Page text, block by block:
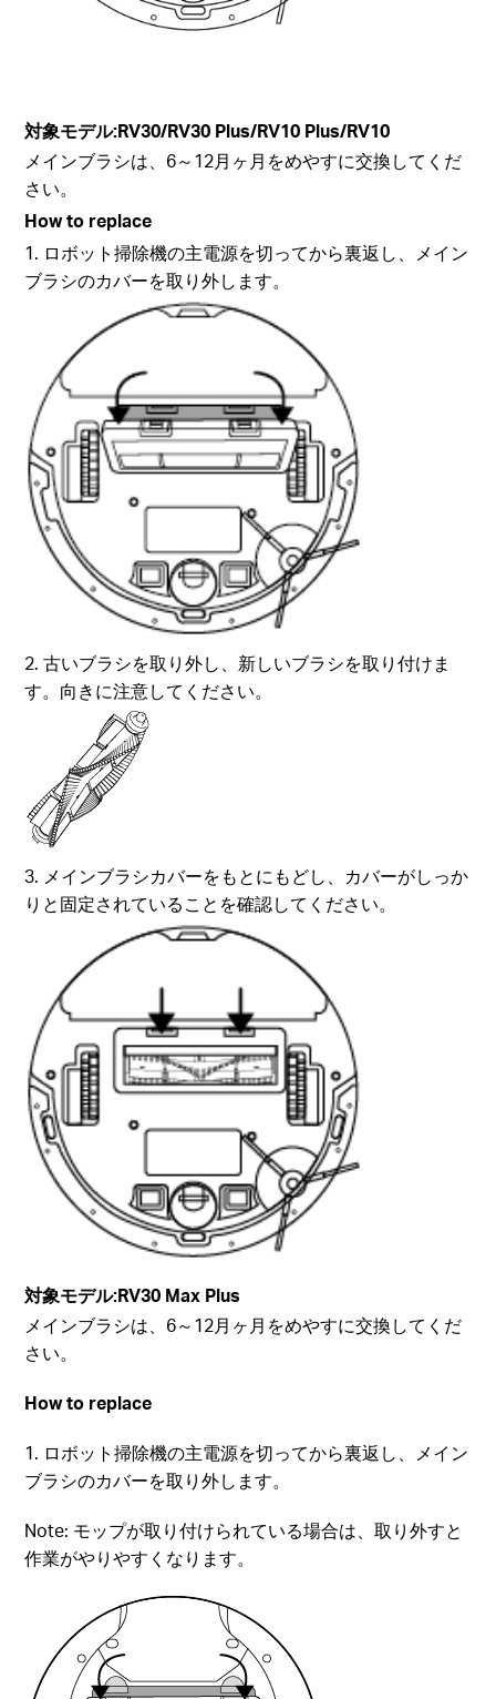
対象モデル:RV30/RV30 Plus/RV10 Plus/RV10
メインブラシは、6～12月ヶ月をめやすに交換してくだ
さい。
How to replace
1. ロボット掃除機の主電源を切ってから裏返し、メイン
ブラシのカバーを取り外します。
2. 古いブラシを取り外し、新しいブラシを取り付けま
す。向きに注意してください。
3. メインブラシカバーをもとにもどし、カバーがしっか
りと固定されていることを確認してください。
対象モデル:RV30 Max Plus
メインブラシは、6～12月ヶ月をめやすに交換してくだ
さい。
How to replace
1. ロボット掃除機の主電源を切ってから裏返し、メイン
ブラシのカバーを取り外します。
Note: モップが取り付けられている場合は、取り外すと
作業がやりやすくなります。